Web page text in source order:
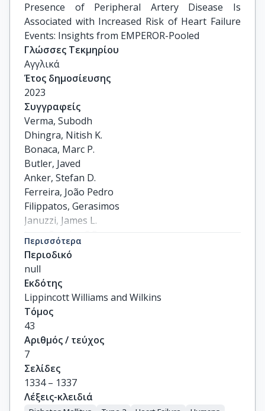
Presence of Peripheral Artery Disease Is
Associated with Increased Risk of Heart Failure
Events: Insights from EMPEROR-Pooled
Γλώσσες Τεκμηρίου
Αγγλικά
Έτος δημοσίευσης
2023
Συγγραφείς
Verma, Subodh
Dhingra, Nitish K.
Bonaca, Marc P.
Butler, Javed
Anker, Stefan D.
Ferreira, João Pedro
Filippatos, Gerasimos
Januzzi, James L.
Lam, Carolyn S.P.
Sattar, Naveed
Iwata, Tomoko
Nordaby, Matias
Brueckmann, Martina
Pocock, Stuart J.
Packer, Milton
Περισσότερα
Περιοδικό
null
Εκδότης
Lippincott Williams and Wilkins
Τόμος
43
Αριθμός / τεύχος
7
Σελίδες
1334 – 1337
Λέξεις-κλειδιά